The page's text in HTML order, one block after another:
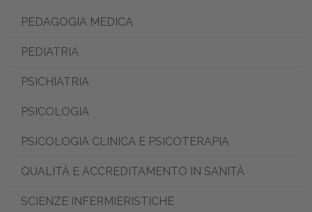
PEDAGOGIA MEDICA
PEDIATRIA
PSICHIATRIA
PSICOLOGIA
PSICOLOGIA CLINICA E PSICOTERAPIA
QUALITÀ E ACCREDITAMENTO IN SANITÀ
SCIENZE INFERMIERISTICHE